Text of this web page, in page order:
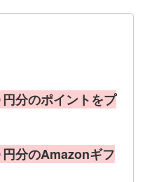
分のポイントをプ
分のAmazonギフ